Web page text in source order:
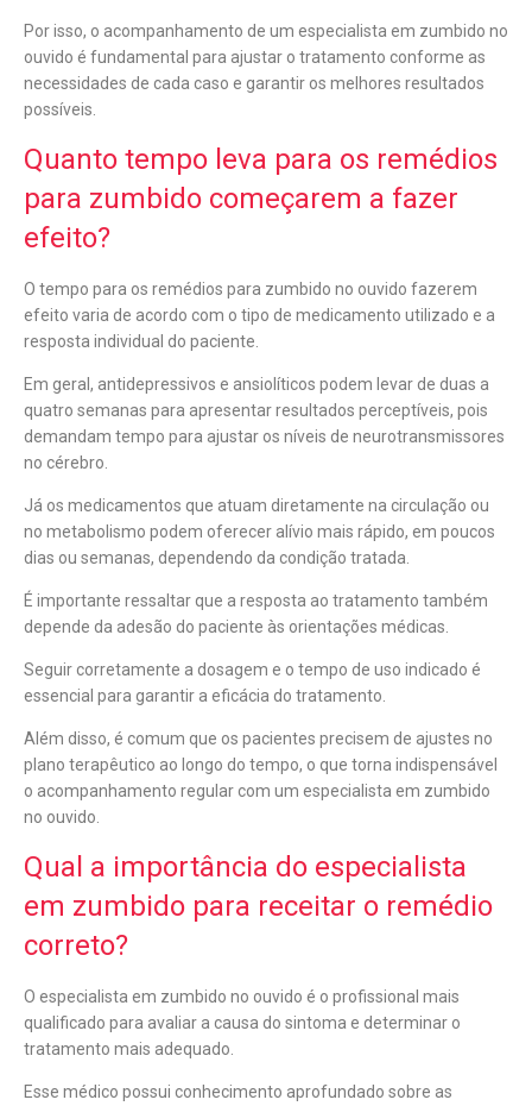
Por isso, o acompanhamento de um especialista em zumbido no
ouvido é fundamental para ajustar o tratamento conforme as
necessidades de cada caso e garantir os melhores resultados
possíveis.
Quanto tempo leva para os remédios
para zumbido começarem a fazer
efeito?
O tempo para os remédios para zumbido no ouvido fazerem
efeito varia de acordo com o tipo de medicamento utilizado e a
resposta individual do paciente.
Em geral, antidepressivos e ansiolíticos podem levar de duas a
quatro semanas para apresentar resultados perceptíveis, pois
demandam tempo para ajustar os níveis de neurotransmissores
no cérebro.
Já os medicamentos que atuam diretamente na circulação ou
no metabolismo podem oferecer alívio mais rápido, em poucos
dias ou semanas, dependendo da condição tratada.
É importante ressaltar que a resposta ao tratamento também
depende da adesão do paciente às orientações médicas.
Seguir corretamente a dosagem e o tempo de uso indicado é
essencial para garantir a eficácia do tratamento.
Além disso, é comum que os pacientes precisem de ajustes no
plano terapêutico ao longo do tempo, o que torna indispensável
o acompanhamento regular com um especialista em zumbido
no ouvido.
Qual a importância do especialista
em zumbido para receitar o remédio
correto?
O especialista em zumbido no ouvido é o profissional mais
qualificado para avaliar a causa do sintoma e determinar o
tratamento mais adequado.
Esse médico possui conhecimento aprofundado sobre as